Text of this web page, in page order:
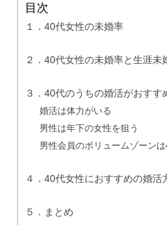
目次
１．40代女性の未婚率
２．40代女性の未婚率と生涯未
３．40代のうちの婚活がおすす
婚活は体力がいる
男性は年下の女性を狙う
男性会員のボリュームゾーン
４．40代女性におすすめの婚活
５．まとめ